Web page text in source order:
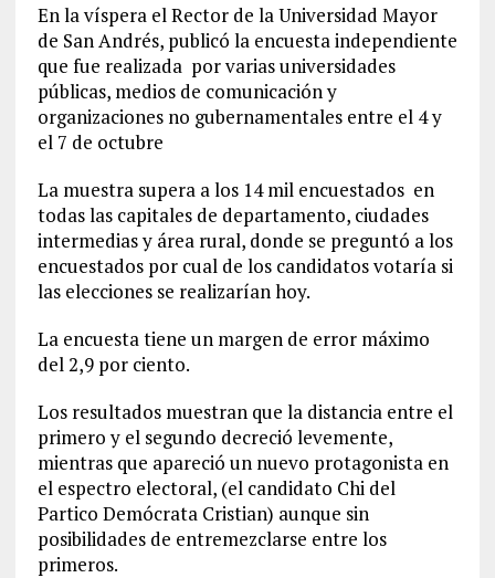
En la víspera el Rector de la Universidad Mayor
de San Andrés, publicó la encuesta independiente
que fue realizada por varias universidades
públicas, medios de comunicación y
organizaciones no gubernamentales entre el 4 y
el 7 de octubre
La muestra supera a los 14 mil encuestados en
todas las capitales de departamento, ciudades
intermedias y área rural, donde se preguntó a los
encuestados por cual de los candidatos votaría si
las elecciones se realizarían hoy.
La encuesta tiene un margen de error máximo
del 2,9 por ciento.
Los resultados muestran que la distancia entre el
primero y el segundo decreció levemente,
mientras que apareció un nuevo protagonista en
el espectro electoral, (el candidato Chi del
Partico Demócrata Cristian) aunque sin
posibilidades de entremezclarse entre los
primeros.